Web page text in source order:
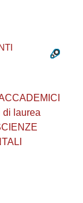
di laurea